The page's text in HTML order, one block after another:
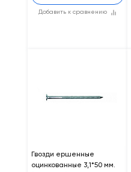
Добавить к сравнению
Гвозди ершенные
оцинкованные 3,1*50 мм.